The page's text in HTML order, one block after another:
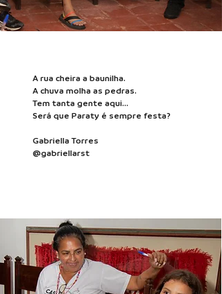
A rua cheira a baunilha.
A chuva molha as pedras.
Tem tanta gente aqui...
Será que Paraty é sempre festa?
Gabriella Torres
@gabriellarst